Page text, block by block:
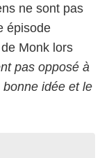
ne sont pas
épisode
Monk lors
pas opposé à
idée et le